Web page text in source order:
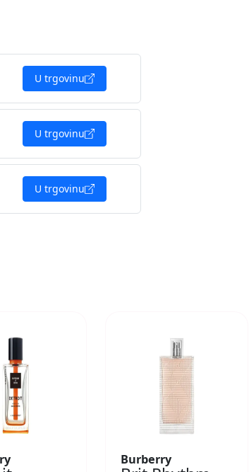
U trgovinu
U trgovinu
U trgovinu
Burberry